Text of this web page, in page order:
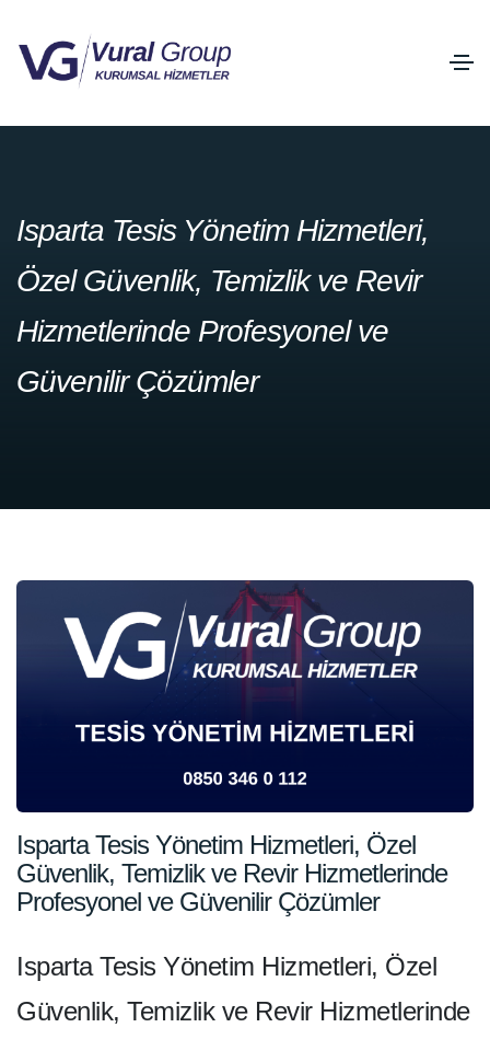
Isparta Tesis Yönetim Hizmetleri,
Özel Güvenlik, Temizlik ve Revir
Hizmetlerinde Profesyonel ve
Güvenilir Çözümler
Isparta Tesis Yönetim Hizmetleri, Özel
Güvenlik, Temizlik ve Revir Hizmetlerinde
Profesyonel ve Güvenilir Çözümler
Isparta Tesis Yönetim Hizmetleri, Özel
Güvenlik, Temizlik ve Revir Hizmetlerinde